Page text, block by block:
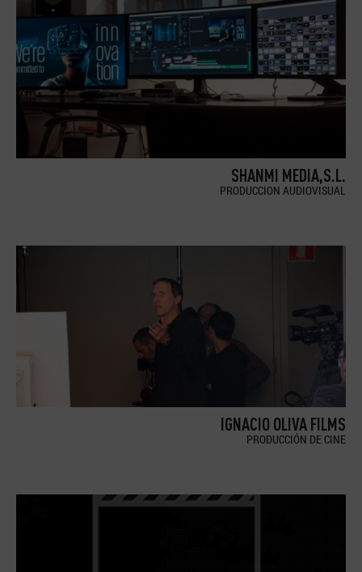
SHANMI MEDIA,S.L.
PRODUCCION AUDIOVISUAL
IGNACIO OLIVA FILMS
PRODUCCIÓN DE CINE